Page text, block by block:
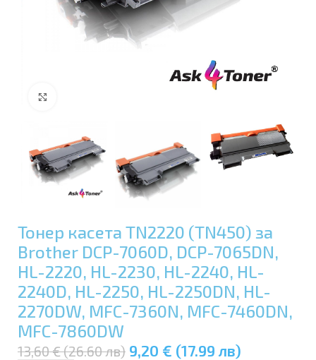
Тонер касета TN2220 (TN450) за
Brother DCP-7060D, DCP-7065DN,
HL-2220, HL-2230, HL-2240, HL-
2240D, HL-2250, HL-2250DN, HL-
2270DW, MFC-7360N, MFC-7460DN,
MFC-7860DW
13,60 € (26.60 лв) 9,20 € (17.99 лв)